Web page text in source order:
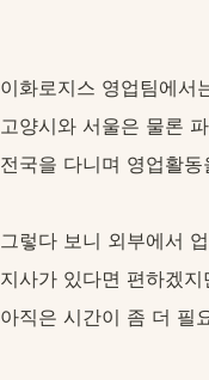
이화로지스 영업팀에서
고양시와 서울은 물론
전국을 다니며 영업활
그렇다 보니 외부에서
지사가 있다면 편하겠
아직은 시간이 좀 더 필